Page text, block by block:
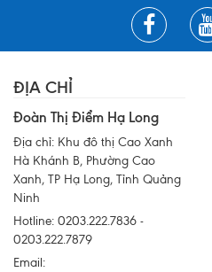
ĐỊA CHỈ
Đoàn Thị Điểm Hạ Long
Địa chỉ: Khu đô thị Cao Xanh
Hà Khánh B, Phường Cao
Xanh, TP Hạ Long, Tỉnh Quảng
Ninh
Hotline: 0203.222.7836 -
0203.222.7879
Email: